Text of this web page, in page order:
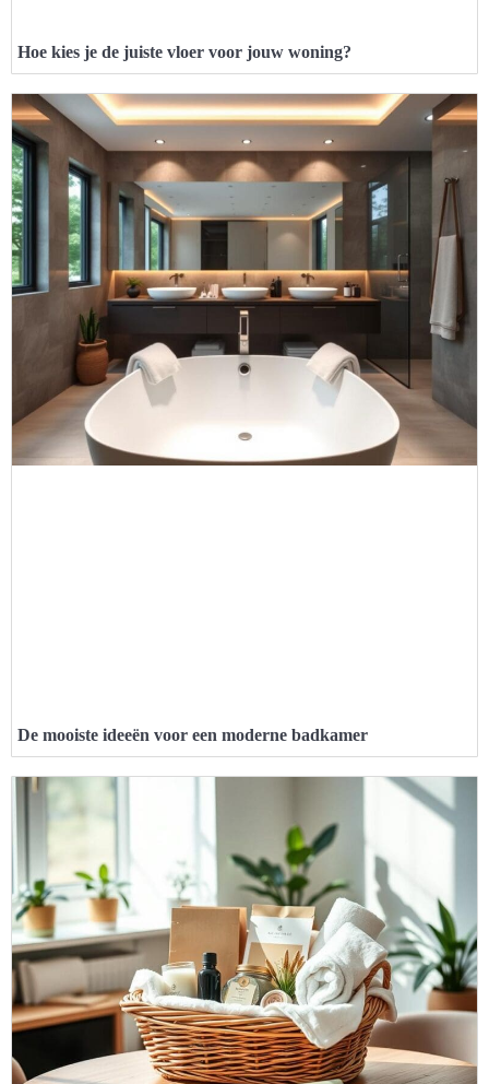
Hoe kies je de juiste vloer voor jouw woning?
De mooiste ideeën voor een moderne badkamer